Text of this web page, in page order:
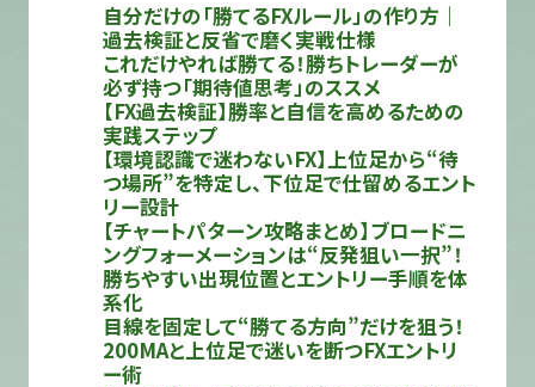
自分だけの「勝てるFXルール」の作り方｜
過去検証と反省で磨く実戦仕様
これだけやれば勝てる！勝ちトレーダーが
必ず持つ「期待値思考」のススメ
【FX過去検証】勝率と自信を高めるための
実践ステップ
【環境認識で迷わないFX】上位足から“待
つ場所”を特定し、下位足で仕留めるエント
リー設計
【チャートパターン攻略まとめ】ブロードニ
ングフォーメーションは“反発狙い一択”！
勝ちやすい出現位置とエントリー手順を体
系化
目線を固定して“勝てる方向”だけを狙う！
200MAと上位足で迷いを断つFXエントリ
ー術